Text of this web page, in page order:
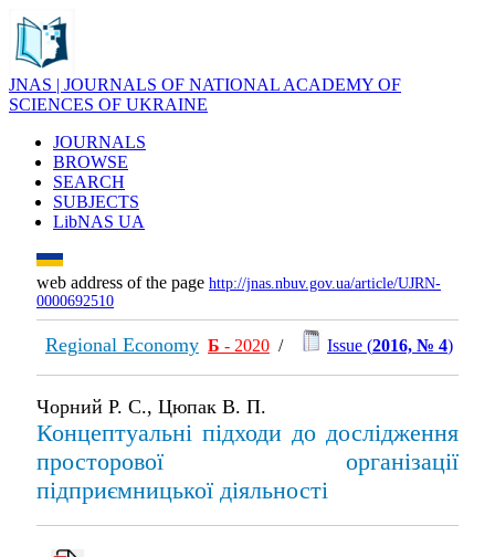
JNAS | JOURNALS OF NATIONAL ACADEMY OF
SCIENCES OF UKRAINE
JOURNALS
BROWSE
SEARCH
SUBJECTS
LibNAS UA
web address of the page http://jnas.nbuv.gov.ua/article/UJRN-
0000692510
Regional Economy Б - 2020 / Issue (2016, № 4)
Чорний Р. С., Цюпак В. П.
Концептуальні підходи до дослідження
просторової організації
підприємницької діяльності